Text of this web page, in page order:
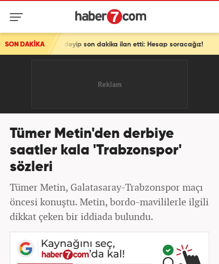
SON DAKİKA
deyip son dakika ilan etti: Hesap soracağız!
Tümer Metin'den derbiye
saatler kala 'Trabzonspor'
sözleri
Tümer Metin, Galatasaray-Trabzonspor maçı
öncesi konuştu. Metin, bordo-mavililerle ilgili
dikkat çeken bir iddiada bulundu.